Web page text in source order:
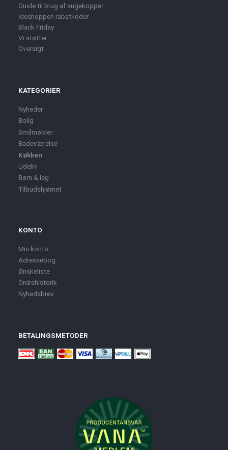
Guide til brug af sugekopper
Ideshoppen rabatkoder
Black Friday
Vi støtter
Oversigt
KATEGORIER
Nyheder
Bolig
Småmøbler
Badeværelse
Køkken
Udeliv
Børn & leg
Tilbudshjørnet
KONTO
Min konto
Adressebog
Ønskeliste
Ordrehistorik
Nyhedsbrev
BETALINGSMETODER